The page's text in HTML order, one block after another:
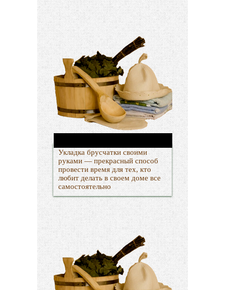
Укладка брусчатки своими
руками — прекрасный способ
провести время для тех, кто
любит делать в своем доме все
самостоятельно